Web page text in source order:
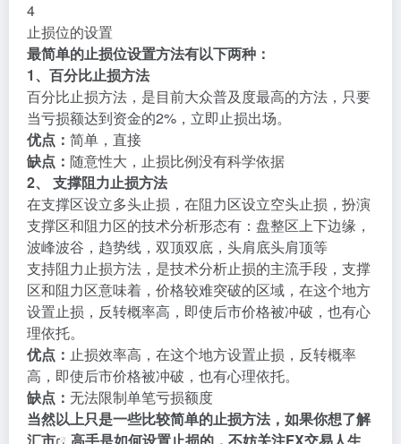
4
止损位的设置
最简单的止损位设置方法有以下两种：
1、百分比止损方法
百分比止损方法，是目前大众普及度最高的方法，只要
当亏损额达到资金的2%，立即止损出场。
优点： 简单，直接
缺点： 随意性大，止损比例没有科学依据
2、 支撑阻力止损方法
在支撑区设立多头止损，在阻力区设立空头止损，扮演
支撑区和阻力区的技术分析形态有：盘整区上下边缘，
波峰波谷，趋势线，双顶双底，头肩底头肩顶等
支持阻力止损方法，是技术分析止损的主流手段，支撑
区和阻力区意味着，价格较难突破的区域，在这个地方
设置止损，反转概率高，即使后市价格被冲破，也有心
理依托。
优点： 止损效率高，在这个地方设置止损，反转概率
高，即使后市价格被冲破，也有心理依托。
缺点： 无法限制单笔亏损额度
当然以上只是一些比较简单的止损方法，如果你想了解